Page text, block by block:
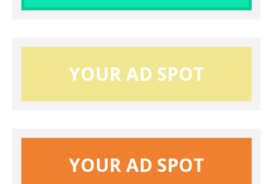
YOUR AD SPOT
YOUR AD SPOT